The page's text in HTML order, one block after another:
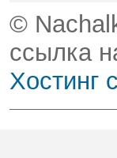
©
ссылка
Хостинг